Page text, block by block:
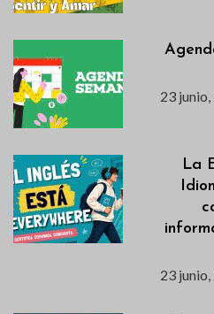
23
La
23